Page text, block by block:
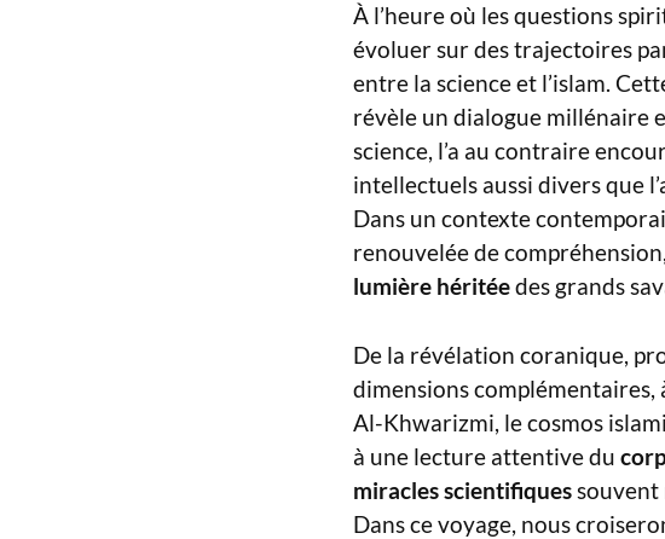
À l’heure où les questions
évoluer sur des trajectoires
entre la science et l’islam.
révèle un dialogue millénaire
science, l’a au contraire
intellectuels aussi divers que
Dans un contexte
renouvelée de
lumière héritéedes grands
De la révélation coranique,
dimensions complémentaires,
Al-Khwarizmi, le cosmos
à une lecture attentive du
miracles scientifiques souvent
Dans ce voyage, nous